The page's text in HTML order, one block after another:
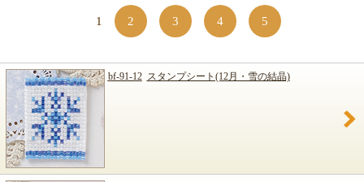
1 2 3 4 5
bf-91-12 スタンプシート(12月・雪の結晶)